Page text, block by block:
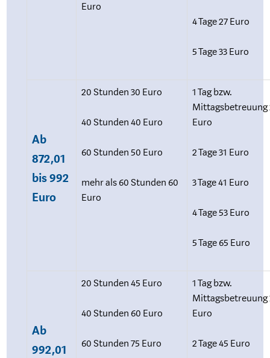
Euro
4 Tage 27 Euro
5 Tage 33 Euro
Ab
872,01
bis 992
Euro
20 Stunden 30 Euro
40 Stunden 40 Euro
60 Stunden 50 Euro
mehr als 60 Stunden 60
Euro
1 Tag bzw.
Mittagsbetreuung
Euro
2 Tage 31 Euro
3 Tage 41 Euro
4 Tage 53 Euro
5 Tage 65 Euro
Ab
992,01
20 Stunden 45 Euro
40 Stunden 60 Euro
60 Stunden 75 Euro
1 Tag bzw.
Mittagsbetreuung
Euro
2 Tage 45 Euro